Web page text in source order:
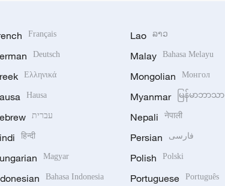
Français
Deutsch
Ελληνικά
Hausa
עברית
हिन्दी
Magyar
Bahasa Indonesia
Lao ລາວ
Malay Bahasa Melayu
Mongolian Монгол
Myanmar မြန်မာဘာသာ
Nepali नेपाली
Persian فارسی
Polish Polski
Portuguese Português